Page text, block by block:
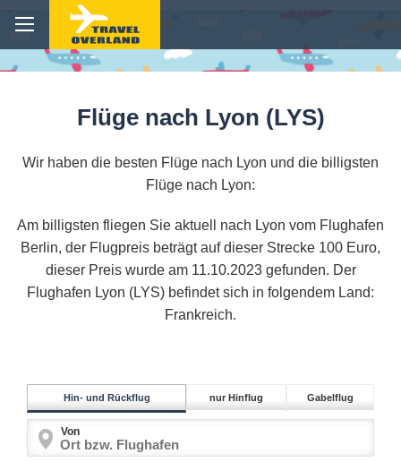
Flüge nach Lyon (LYS)
Wir haben die besten Flüge nach Lyon und die billigsten
Flüge nach Lyon:
Am billigsten fliegen Sie aktuell nach Lyon vom Flughafen
Berlin, der Flugpreis beträgt auf dieser Strecke 100 Euro,
dieser Preis wurde am 11.10.2023 gefunden. Der
Flughafen Lyon (LYS) befindet sich in folgendem Land:
Frankreich.
Hin- und Rückflug nur Hinflug Gabelflug
Von